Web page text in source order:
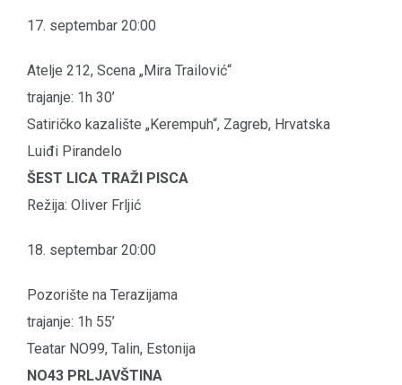
17. septembar 20:00
Atelje 212, Scena „Mira Trailović“
trajanje: 1h 30’
Satiričko kazalište „Kerempuh“, Zagreb, Hrvatska
Luiđi Pirandelo
ŠEST LICA TRAŽI PISCA
Režija: Oliver Frljić
18. septembar 20:00
Pozorište na Terazijama
trajanje: 1h 55’
Teatar NO99, Talin, Estonija
NO43 PRLJAVŠTINA